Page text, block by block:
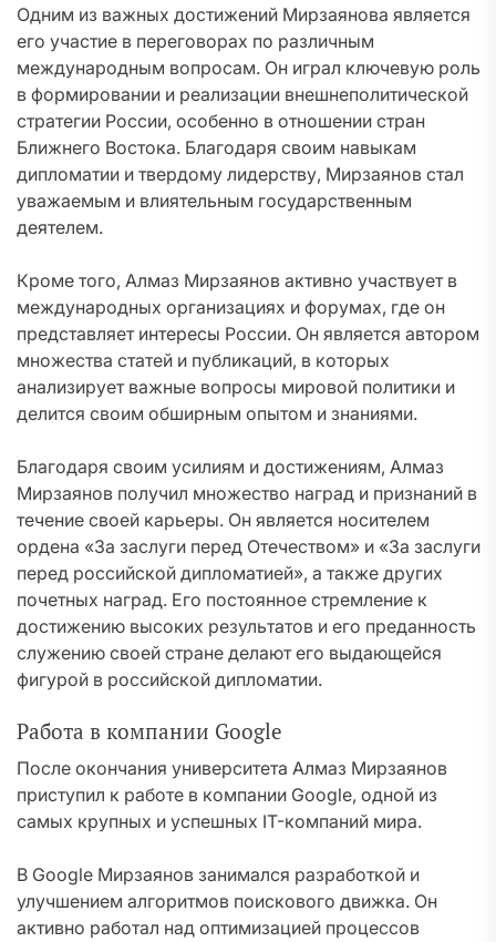
Одним из важных достижений Мирзаянова является
его участие в переговорах по различным
международным вопросам. Он играл ключевую роль
в формировании и реализации внешнеполитической
стратегии России, особенно в отношении стран
Ближнего Востока. Благодаря своим навыкам
дипломатии и твердому лидерству, Мирзаянов стал
уважаемым и влиятельным государственным
деятелем.
Кроме того, Алмаз Мирзаянов активно участвует в
международных организациях и форумах, где он
представляет интересы России. Он является автором
множества статей и публикаций, в которых
анализирует важные вопросы мировой политики и
делится своим обширным опытом и знаниями.
Благодаря своим усилиям и достижениям, Алмаз
Мирзаянов получил множество наград и признаний в
течение своей карьеры. Он является носителем
ордена «За заслуги перед Отечеством» и «За заслуги
перед российской дипломатией», а также других
почетных наград. Его постоянное стремление к
достижению высоких результатов и его преданность
служению своей стране делают его выдающейся
фигурой в российской дипломатии.
Работа в компании Google
После окончания университета Алмаз Мирзаянов
приступил к работе в компании Google, одной из
самых крупных и успешных IT-компаний мира.
В Google Мирзаянов занимался разработкой и
улучшением алгоритмов поискового движка. Он
активно работал над оптимизацией процессов